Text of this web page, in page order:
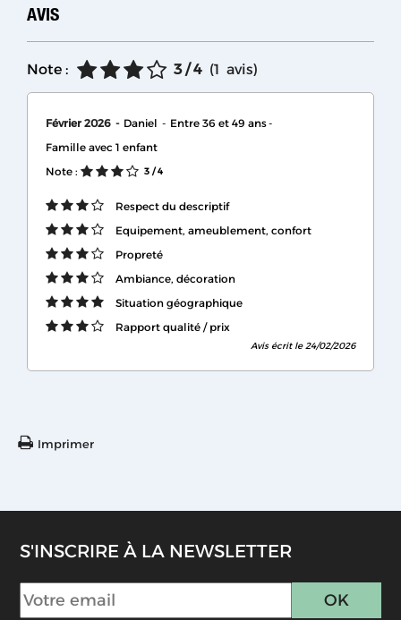
AVIS
Note : 3 / 4 (1 avis)
Février 2026 Daniel
Entre 36 et 49 ans
Famille avec 1 enfant
Note :
3 / 4
Respect du descriptif
Equipement, ameublement, confort
Propreté
Ambiance, décoration
Situation géographique
Rapport qualité / prix
Avis écrit le 24/02/2026
Imprimer
S'INSCRIRE À LA NEWSLETTER